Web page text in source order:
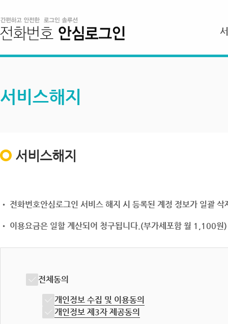
서비스해지
서비스해지
• 전화번호안심로그인 서비스 해지 시 등록된 계정 정보가 일괄
• 이용요금은 일할 계산되어 청구됩니다.(부가세포함 월 1,100원)
전체동의
개인정보 수집 및 이용동의
개인정보 제3자 제공동의